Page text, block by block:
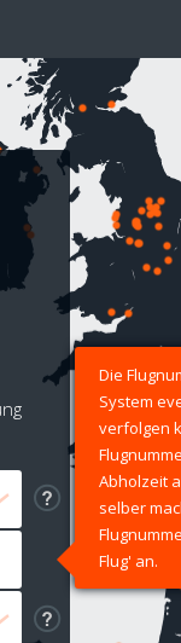
Die
System
verfolgen
Abholzeit
selber
Flug' an.